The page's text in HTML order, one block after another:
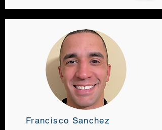
Francisco Sanchez